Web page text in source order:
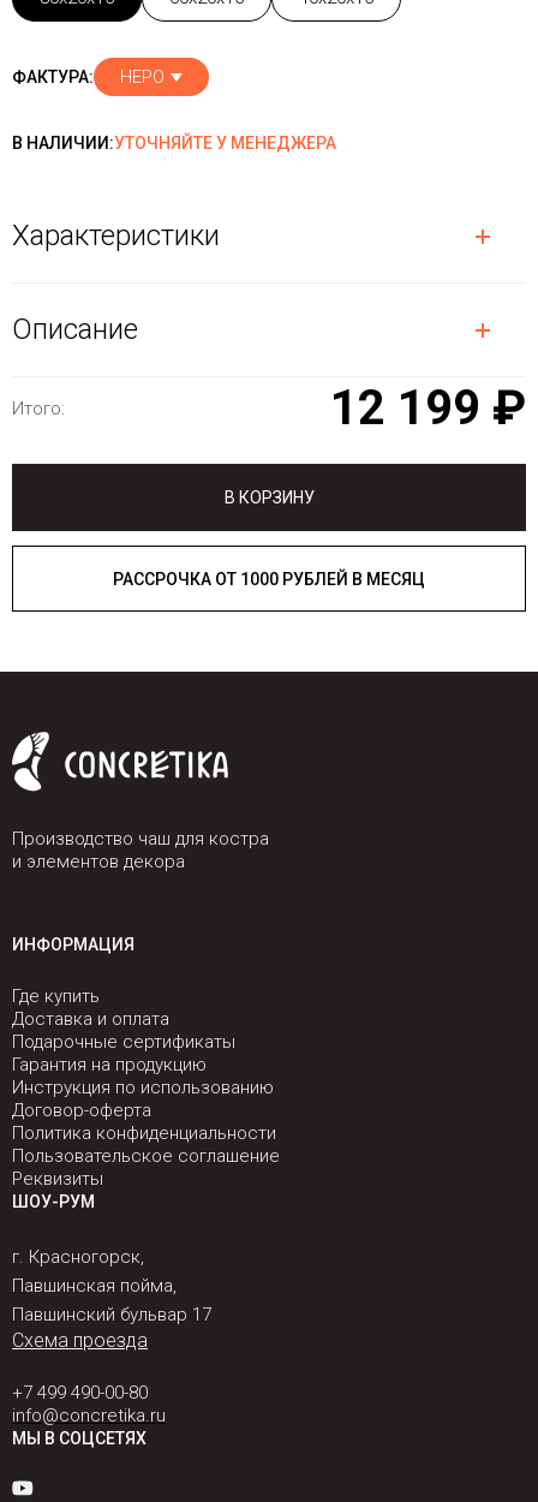
ФАКТУРА: НЕРО
В НАЛИЧИИ:УТОЧНЯЙТЕ У МЕНЕДЖЕРА
Характеристики
Описание
Итого: 12 199 ₽
В КОРЗИНУ
РАССРОЧКА ОТ 1000 РУБЛЕЙ В МЕСЯЦ
Производство чаш для костра
и элементов декора
ИНФОРМАЦИЯ
Где купить
Доставка и оплата
Подарочные сертификаты
Гарантия на продукцию
Инструкция по использованию
Договор-оферта
Политика конфиденциальности
Пользовательское соглашение
Реквизиты
ШОУ-РУМ
г. Красногорск,
Павшинская пойма,
Павшинский бульвар 17
Схема проезда
+7 499 490-00-80
info@concretika.ru
МЫ В СОЦСЕТЯХ